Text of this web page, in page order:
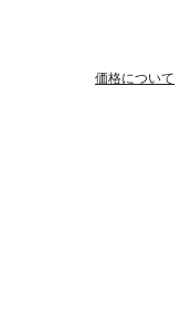
価格について